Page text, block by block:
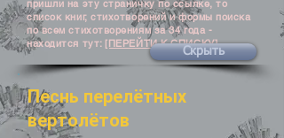
пришли на эту страничку по ссылке, то
список книг, стихотворений и формы поиска
по всем стихотворениям за 34 года -
находится тут: [ПЕРЕЙТИ К СПИСКУ]
Скрыть
Песнь перелётных
вертолётов